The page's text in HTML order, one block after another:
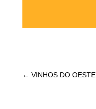
← VINHOS DO OESTE